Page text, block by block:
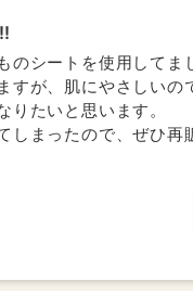
のシートを使用してま
すが、肌にやさしいの
りたいと思います。
しまったので、ぜひ再